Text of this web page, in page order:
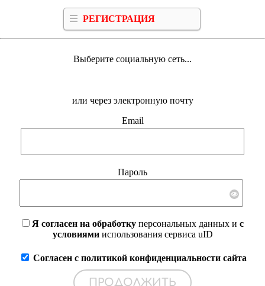
РЕГИСТРАЦИЯ
Выберите социальную сеть...
или через электронную почту
Email
Пароль
Я согласен на обработкуперсональных данных и с
условиямииспользования сервиса uID
Согласен с политикой конфиденциальности сайта